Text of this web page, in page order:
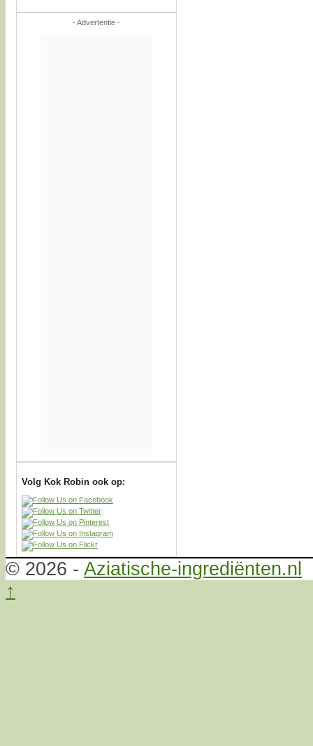
- Advertentie -
Volg Kok Robin ook op:
© 2026 - Aziatische-ingrediënten.nl
↑